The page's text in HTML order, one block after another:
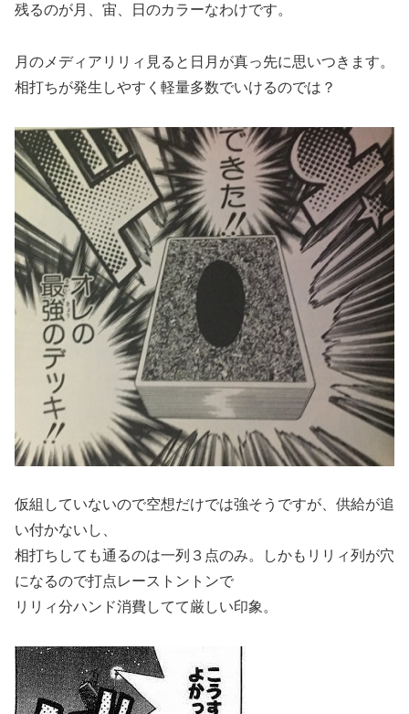
残るのが月、宙、日のカラーなわけです。
月のメディアリリィ見ると日月が真っ先に思いつきます。
相打ちが発生しやすく軽量多数でいけるのでは？
仮組していないので空想だけでは強そうですが、供給が追
い付かないし、
相打ちしても通るのは一列３点のみ。しかもリリィ列が穴
になるので打点レーストントンで
リリィ分ハンド消費してて厳しい印象。